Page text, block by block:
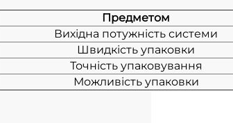
Предметом
Вихідна потужність системи
Швидкість упаковки
Точність упаковування
Можливість упаковки